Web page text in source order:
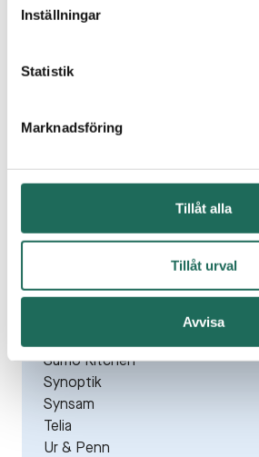
Inställningar
Statistik
Marknadsföring
Tillåt alla
Tillåt urval
Avvisa
Lekia
Name It
Nikita Hair
Panduro
Rituals
Scorett/Wallenbergs
Specsavers
Sportringen Sport-Åke
Sumo Kitchen
Synoptik
Synsam
Telia
Ur & Penn